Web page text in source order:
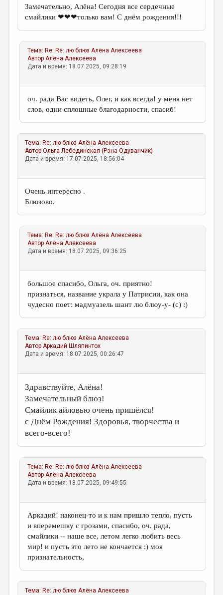
Замечательно, Алёна! Сегодня все сердечные
смайлики ❤❤❤только вам! С днём рождения!!!
Тема: Re: Re: лю блюз Алёна Алексеева
АвторАлёна Алексеева
Дата и время: 18.07.2025, 09:28:19
оч. рада Вас видеть, Олег, и как всегда! у меня нет
слов, одни сплошные благодарности, спасиб!
Тема: Re: лю блюз Алёна Алексеева
АвторОльга Лебединская (Рэна Одуванчик)
Дата и время: 17.07.2025, 18:56:04
Очень интересно .
Блюзово.
Тема: Re: Re: лю блюз Алёна Алексеева
АвторАлёна Алексеева
Дата и время: 18.07.2025, 09:36:25
большое спасибо, Ольга, оч. приятно!
признаться, название украла у Патрисии, как она
чудесно поет: мадмуазель шант лю блюу-у- (с) :)
Тема: Re: лю блюз Алёна Алексеева
АвторАркадий Шляпинтох
Дата и время: 18.07.2025, 00:26:47
Здравствуйте, Алёна!
Замечательный блюз!
Смайлик айловью очень пришёлся!
с Днём Рождения! Здоровья, творчества и
всего-всего!
Тема: Re: Re: лю блюз Алёна Алексеева
АвторАлёна Алексеева
Дата и время: 18.07.2025, 09:49:55
Аркадий! наконец-то и к нам пришло тепло, пусть
и вперемешку с грозами, спасибо, оч. рада,
смайлики -- наше все, летом легко любить весь
мир! и пусть это лето не кончается :) моя
признательность,
Тема: Re: лю блюз Алёна Алексеева